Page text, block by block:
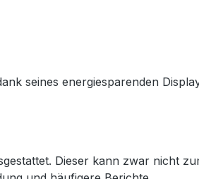
seines energiesparenden
Dieser kann zwar nicht